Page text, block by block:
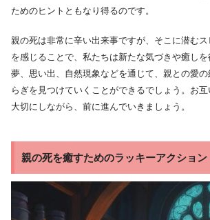
ためのヒントともなり得るのです。
親の死は非常に辛い出来事ですが、そこに潜む
を感じることで、私たちは新たな気づきや癒しを
夢、思い出、自然現象などを通じて、親との愛
らぎを見つけていくことができるでしょう。お
大切にしながら、前に進んでいきましょう。
親の死を癒すためのラッキーアクション